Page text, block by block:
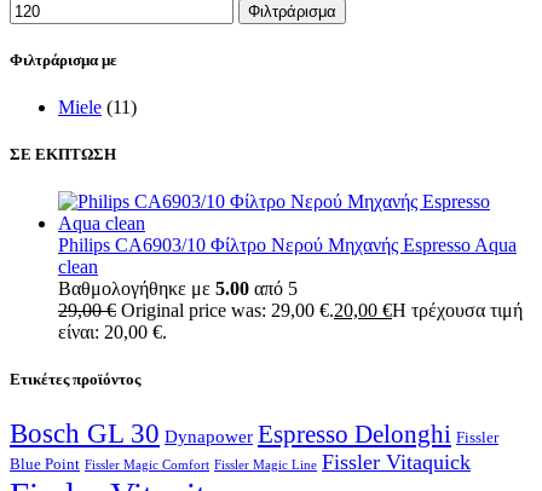
Φιλτράρισμα
Φιλτράρισμα με
Miele (11)
ΣΕ ΕΚΠΤΩΣΗ
Philips CA6903/10 Φίλτρο Νερού Μηχανής Espresso Aqua
clean
Βαθμολογήθηκε με 5.00 από 5
29,00€ Original price was: 29,00 €.20,00 €Η τρέχουσα τιμή
είναι: 20,00 €.
Ετικέτες προϊόντος
Bosch GL 30 Dynapower Espresso Delonghi Fissler
Blue Point Fissler Magic Comfort Fissler Magic Line Fissler Vitaquick